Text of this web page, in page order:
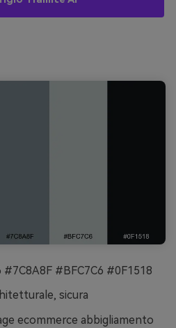
#BFC7C6 #0F1518
sicura
ecommerce abbigliamento